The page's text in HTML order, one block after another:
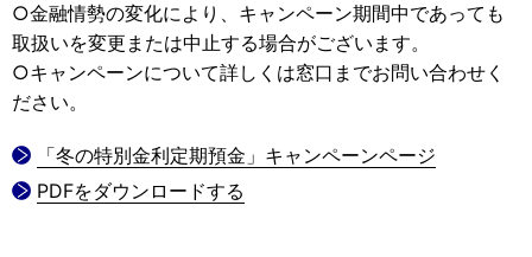
○金融情勢の変化により、キャンペーン期間中であっても
取扱いを変更または中止する場合がございます。
○キャンペーンについて詳しくは窓口までお問い合わせく
ださい。
「冬の特別金利定期預金」キャンペーンページ
PDFをダウンロードする